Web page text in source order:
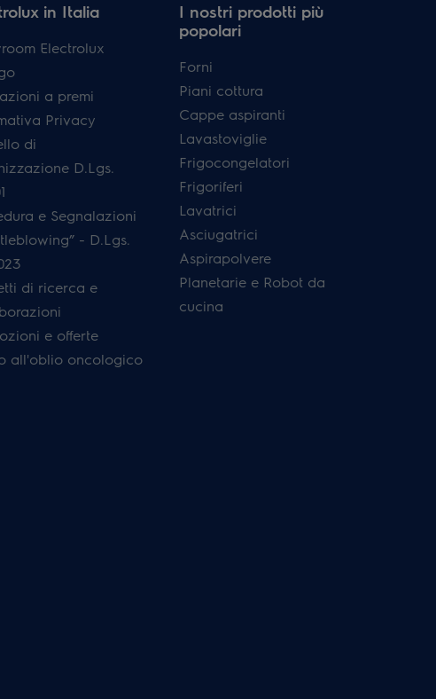
in Italia
Electrolux
a premi
Privacy
di
D.Lgs.
e Segnalazioni
- D.Lgs.
di ricerca e
e offerte
all'oblio oncologico
I nostri prodotti più
popolari
Forni
Piani cottura
Cappe aspiranti
Lavastoviglie
Frigocongelatori
Frigoriferi
Lavatrici
Asciugatrici
Aspirapolvere
Planetarie e Robot da
cucina